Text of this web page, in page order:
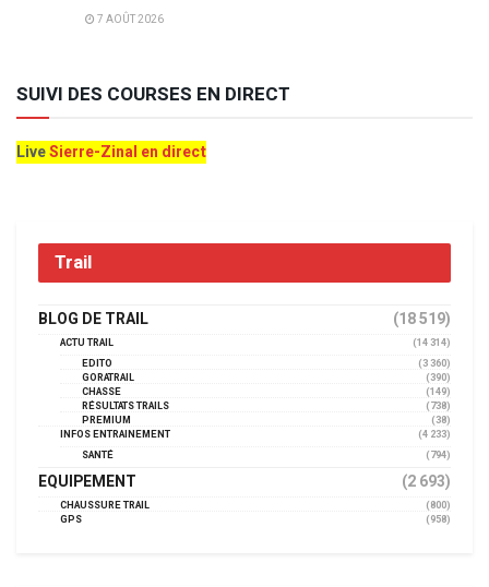
7 AOÛT 2026
SUIVI DES COURSES EN DIRECT
LiveSierre-Zinal en direct
Trail
BLOG DE TRAIL (18 519)
ACTU TRAIL
(14 314)
EDITO
(3 360)
GORATRAIL
(390)
CHASSE
(149)
RÉSULTATS TRAILS
(738)
PREMIUM
(38)
INFOS ENTRAINEMENT
(4 233)
SANTÉ
(794)
EQUIPEMENT (2 693)
CHAUSSURE TRAIL
(800)
GPS
(958)